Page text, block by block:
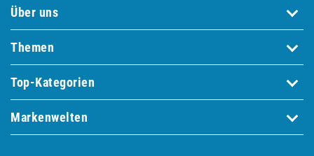
Über uns
Themen
Top-Kategorien
Markenwelten